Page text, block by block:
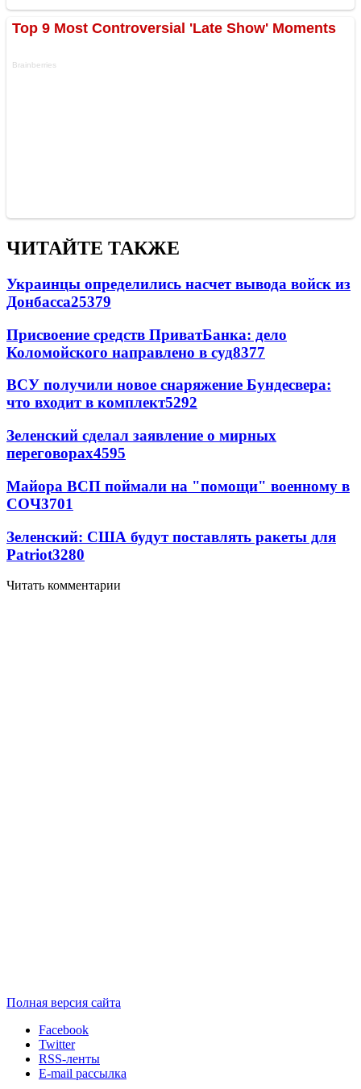
ЧИТАЙТЕ ТАКЖЕ
Украинцы определились насчет вывода войск из
Донбасса25379
Присвоение средств ПриватБанка: дело
Коломойского направлено в суд8377
ВСУ получили новое снаряжение Бундесвера:
что входит в комплект5292
Зеленский сделал заявление о мирных
переговорах4595
Майора ВСП поймали на "помощи" военному в
СОЧ3701
Зеленский: США будут поставлять ракеты для
Patriot3280
Читать комментарии
Полная версия сайта
Facebook
Twitter
RSS-ленты
E-mail рассылка